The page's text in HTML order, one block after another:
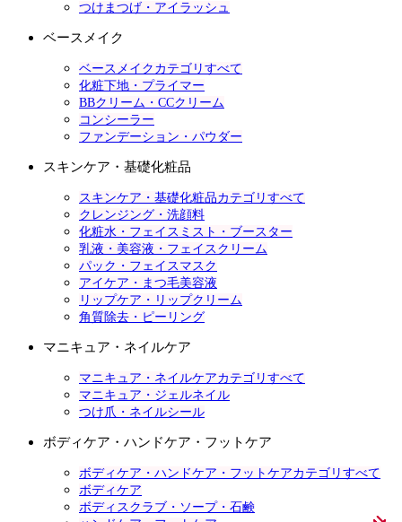
つけまつげ・アイラッシュ
ベースメイク
ベースメイクカテゴリすべて
化粧下地・プライマー
BBクリーム・CCクリーム
コンシーラー
ファンデーション・パウダー
スキンケア・基礎化粧品
スキンケア・基礎化粧品カテゴリすべて
クレンジング・洗顔料
化粧水・フェイスミスト・ブースター
乳液・美容液・フェイスクリーム
パック・フェイスマスク
アイケア・まつ毛美容液
リップケア・リップクリーム
角質除去・ピーリング
マニキュア・ネイルケア
マニキュア・ネイルケアカテゴリすべて
マニキュア・ジェルネイル
つけ爪・ネイルシール
ボディケア・ハンドケア・フットケア
ボディケア・ハンドケア・フットケアカテゴリすべて
ボディケア
ボディスクラブ・ソープ・石鹸